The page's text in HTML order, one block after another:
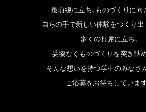
最前線に立ち、ものづくりに向
自らの手で新しい体験をつくり出
多くの打席に立ち、
妥協なくものづくりを突き詰め
そんな想いを持つ学生のみなさ
ご応募をお待ちしています